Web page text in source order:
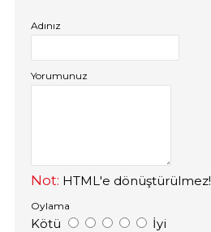
Adınız
Yorumunuz
Not: HTML'e dönüştürülmez!
Oylama
Kötü İyi